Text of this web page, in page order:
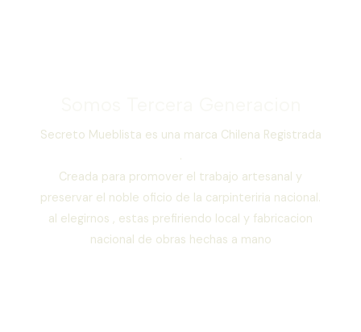
Secreto Mueblista es una marca Chilena Registrada
.
Creada para promover el trabajo artesanal y
preservar el noble oficio de la carpinteriria nacional.
al elegirnos , estas prefiriendo local y fabricacion
nacional de obras hechas a mano